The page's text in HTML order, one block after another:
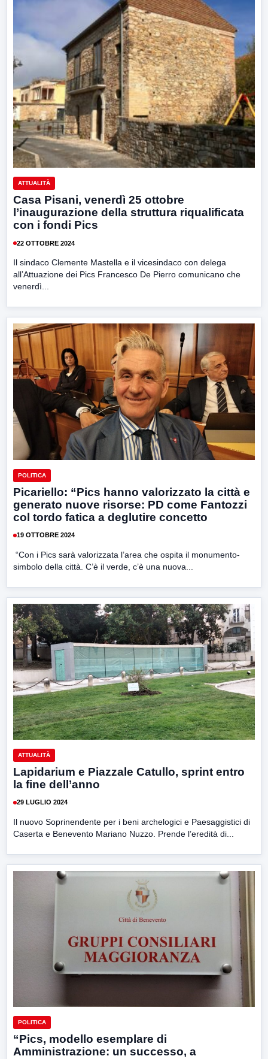
ATTUALITÀ
Casa Pisani, venerdì 25 ottobre
l’inaugurazione della struttura riqualificata
con i fondi Pics
22 OTTOBRE 2024
Il sindaco Clemente Mastella e il vicesindaco con delega
all’Attuazione dei Pics Francesco De Pierro comunicano che
venerdì...
POLITICA
Picariello: “Pics hanno valorizzato la città e
generato nuove risorse: PD come Fantozzi
col tordo fatica a deglutire concetto
19 OTTOBRE 2024
“Con i Pics sarà valorizzata l’area che ospita il monumento-
simbolo della città. C’è il verde, c’è una nuova...
ATTUALITÀ
Lapidarium e Piazzale Catullo, sprint entro
la fine dell’anno
29 LUGLIO 2024
Il nuovo Soprinendente per i beni archelogici e Paesaggistici di
Caserta e Benevento Mariano Nuzzo. Prende l’eredità di...
POLITICA
“Pics, modello esemplare di
Amministrazione: un successo, a